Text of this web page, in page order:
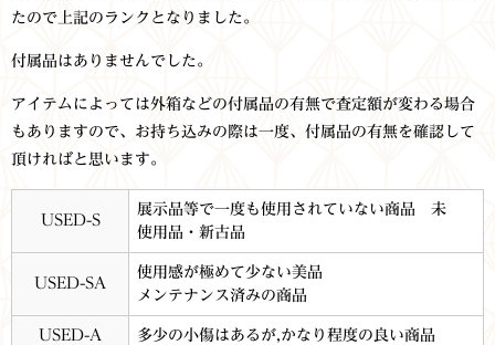
たので上記のランクとなりました。
付属品はありませんでした。
アイテムによっては外箱などの付属品の有無で査定額が変わる場合
もありますので、お持ち込みの際は一度、付属品の有無を確認して
頂ければと思います。
USED-S
展示品等で一度も使用されていない商品 未
使用品・新古品
USED-SA
使用感が極めて少ない美品
メンテナンス済みの商品
USED-A 多少の小傷はあるが,かなり程度の良い商品